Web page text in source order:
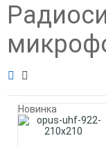
Новинка